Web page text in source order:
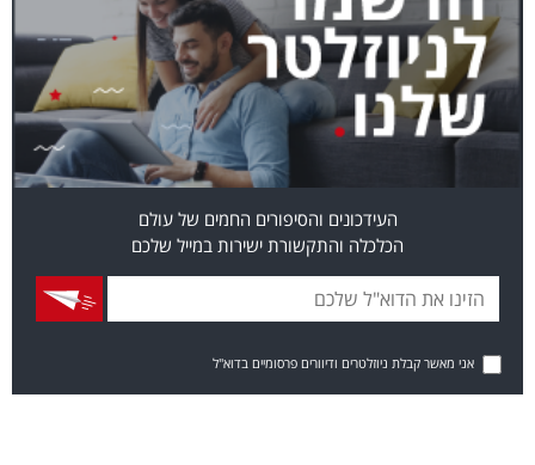
העידכונים והסיפורים החמים של עולם
הכלכלה והתקשורת ישירות במייל שלכם
אני מאשר קבלת ניוזלטרים ודיוורים פרסומיים בדוא"ל